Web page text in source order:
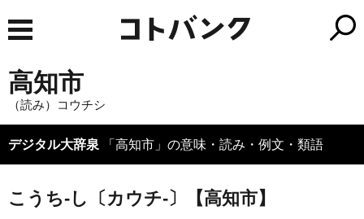
高知市
（読み）コウチシ
デジタル大辞泉 「高知市」の意味・読み・例文・類語
こうち‐し〔カウチ‐〕【高知市】